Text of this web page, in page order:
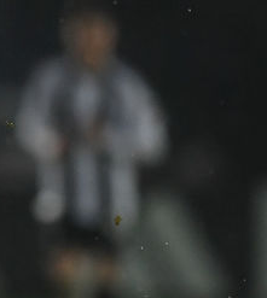
del Trofeo